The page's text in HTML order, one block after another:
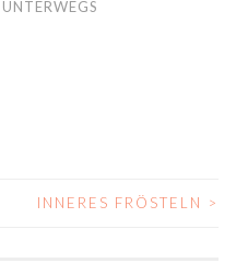
UNTERWEGS
INNERES FRÖSTELN >